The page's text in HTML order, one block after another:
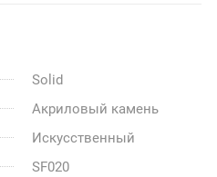
Solid
Акриловый камень
Искусственный
SF020